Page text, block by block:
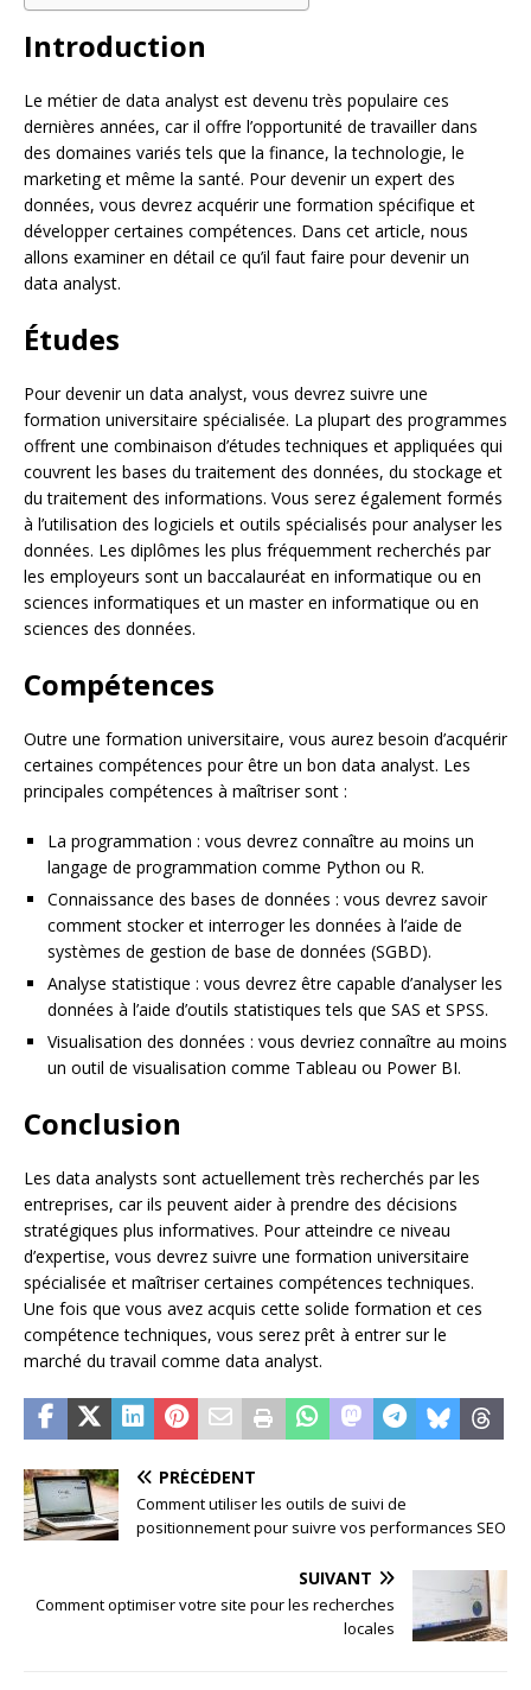
Introduction
Le métier de data analyst est devenu très populaire ces
dernières années, car il offre l’opportunité de travailler dans
des domaines variés tels que la finance, la technologie, le
marketing et même la santé. Pour devenir un expert des
données, vous devrez acquérir une formation spécifique et
développer certaines compétences. Dans cet article, nous
allons examiner en détail ce qu’il faut faire pour devenir un
data analyst.
Études
Pour devenir un data analyst, vous devrez suivre une
formation universitaire spécialisée. La plupart des programmes
offrent une combinaison d’études techniques et appliquées qui
couvrent les bases du traitement des données, du stockage et
du traitement des informations. Vous serez également formés
à l’utilisation des logiciels et outils spécialisés pour analyser les
données. Les diplômes les plus fréquemment recherchés par
les employeurs sont un baccalauréat en informatique ou en
sciences informatiques et un master en informatique ou en
sciences des données.
Compétences
Outre une formation universitaire, vous aurez besoin d’acquérir
certaines compétences pour être un bon data analyst. Les
principales compétences à maîtriser sont :
La programmation : vous devrez connaître au moins un
langage de programmation comme Python ou R.
Connaissance des bases de données : vous devrez savoir
comment stocker et interroger les données à l’aide de
systèmes de gestion de base de données (SGBD).
Analyse statistique : vous devrez être capable d’analyser les
données à l’aide d’outils statistiques tels que SAS et SPSS.
Visualisation des données : vous devriez connaître au moins
un outil de visualisation comme Tableau ou Power BI.
Conclusion
Les data analysts sont actuellement très recherchés par les
entreprises, car ils peuvent aider à prendre des décisions
stratégiques plus informatives. Pour atteindre ce niveau
d’expertise, vous devrez suivre une formation universitaire
spécialisée et maîtriser certaines compétences techniques.
Une fois que vous avez acquis cette solide formation et ces
compétence techniques, vous serez prêt à entrer sur le
marché du travail comme data analyst.
PRÉCÉDENT
Comment utiliser les outils de suivi de
positionnement pour suivre vos performances SEO
SUIVANT
Comment optimiser votre site pour les recherches
locales